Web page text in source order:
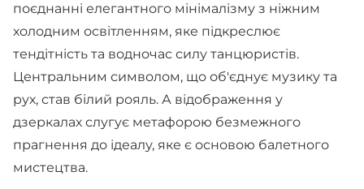
поєднанні елегантного мінімалізму з ніжним
холодним освітленням, яке підкреслює
тендітність та водночас силу танцюристів.
Центральним символом, що об'єднує музику та
рух, став білий рояль. А відображення у
дзеркалах слугує метафорою безмежного
прагнення до ідеалу, яке є основою балетного
мистецтва.